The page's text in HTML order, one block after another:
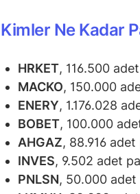
Kimler Ne Kadar
HRKET, 116.500
MACKO, 150.000
ENERY, 1.176.028
BOBET, 100.000
AHGAZ, 88.916
INVES, 9.502 adet
PNLSN, 50.000 adet